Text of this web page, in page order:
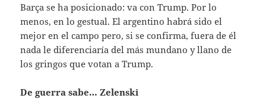
Barça se ha posicionado: va con Trump. Por lo
menos, en lo gestual. El argentino habrá sido el
mejor en el campo pero, si se confirma, fuera de él
nada le diferenciaría del más mundano y llano de
los gringos que votan a Trump.
De guerra sabe… Zelenski